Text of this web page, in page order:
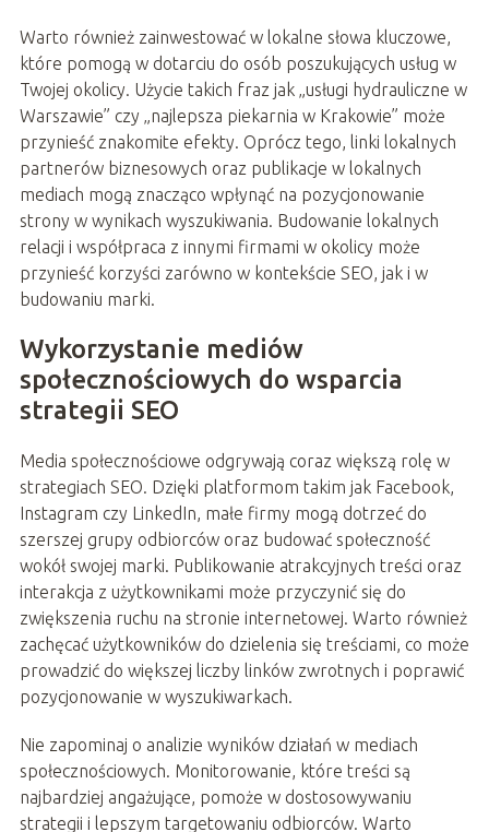
Warto również zainwestować w lokalne słowa kluczowe,
które pomogą w dotarciu do osób poszukujących usług w
Twojej okolicy. Użycie takich fraz jak „usługi hydrauliczne w
Warszawie” czy „najlepsza piekarnia w Krakowie” może
przynieść znakomite efekty. Oprócz tego, linki lokalnych
partnerów biznesowych oraz publikacje w lokalnych
mediach mogą znacząco wpłynąć na pozycjonowanie
strony w wynikach wyszukiwania. Budowanie lokalnych
relacji i współpraca z innymi firmami w okolicy może
przynieść korzyści zarówno w kontekście SEO, jak i w
budowaniu marki.
Wykorzystanie mediów
społecznościowych do wsparcia
strategii SEO
Media społecznościowe odgrywają coraz większą rolę w
strategiach SEO. Dzięki platformom takim jak Facebook,
Instagram czy LinkedIn, małe firmy mogą dotrzeć do
szerszej grupy odbiorców oraz budować społeczność
wokół swojej marki. Publikowanie atrakcyjnych treści oraz
interakcja z użytkownikami może przyczynić się do
zwiększenia ruchu na stronie internetowej. Warto również
zachęcać użytkowników do dzielenia się treściami, co może
prowadzić do większej liczby linków zwrotnych i poprawić
pozycjonowanie w wyszukiwarkach.
Nie zapominaj o analizie wyników działań w mediach
społecznościowych. Monitorowanie, które treści są
najbardziej angażujące, pomoże w dostosowywaniu
strategii i lepszym targetowaniu odbiorców. Warto